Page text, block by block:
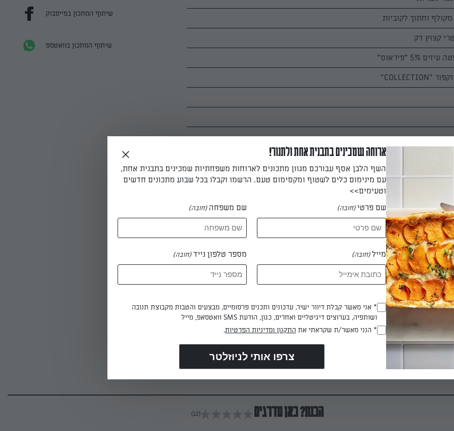
קצוץ דק
ערבוב
חותכים ומעבירים לקערה.
לקערה ומטבלים בשמן זית, מלח ים ולימון לפי הטעם
שיתוף המתכון בפייסבוק
שיתוף המתכון בוואטספ
הכנת? כאן מדרגים (12)
ארוחה שמכינים בתבנית אחת ולתנור!
השף הלבן אסף עבורכם מגוון מתכונים לארוחות משפחתיות שמכינים בתבנית אחת,
עם מינימום כלים לשטוף ומקסימום טעם. הרשמו וקבלו בכל שבוע מתכונים חדשים
וטעימים>>
שם פרטי(חובה) שם משפחה (חובה)
מייל(חובה) מספר טלפון נייד(חובה)
(חובה)
* אני מאשר קבלת דיוור ישיר, עדכונים ותכנים פרסומיים, מבצעים והטבות מקבוצת תנובה
ושותפיה, בערוצים דיגיטליים ואחרים, כגון, הודעת SMS וואטסאפ, מייל
(חובה)
* הנני מאשר/ת שקראתי את התקנון ומדיניות הפרטיות.